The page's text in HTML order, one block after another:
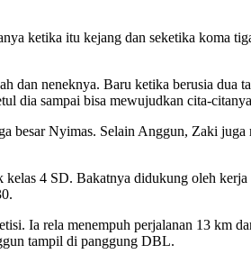
ketika itu kejang dan seketika koma
dan neneknya. Baru ketika berusia dua
dia sampai bisa mewujudkan cita-
besar Nyimas. Selain Anggun, Zaki
kelas 4 SD. Bakatnya didukung oleh
Ia rela menempuh perjalanan 13 km
tampil di panggung DBL.